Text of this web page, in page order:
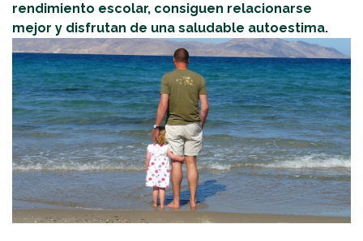
rendimiento escolar, consiguen relacionarse
mejor y disfrutan de una saludable autoestima.